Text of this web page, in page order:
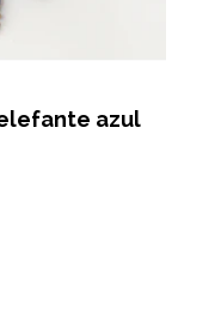
azul